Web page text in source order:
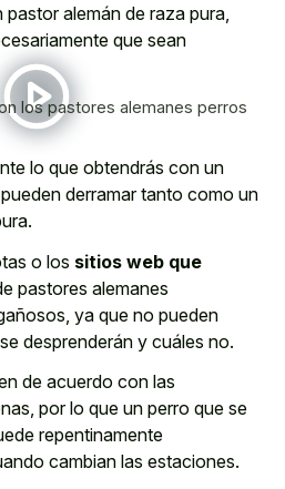
alemán de raza pura,
que sean
los pastores alemanes perros
lo que obtendrás con un
derramar tanto como un
o los sitios web que
pastores alemanes
ya que no pueden
desprenderán y cuáles no.
de acuerdo con las
por lo que un perro que se
repentinamente
cambian las estaciones.